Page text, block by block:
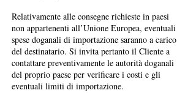
Relativamente alle consegne richieste in paesi
non appartenenti all’Unione Europea, eventuali
spese doganali di importazione saranno a carico
del destinatario. Si invita pertanto il Cliente a
contattare preventivamente le autorità doganali
del proprio paese per verificare i costi e gli
eventuali limiti di importazione.